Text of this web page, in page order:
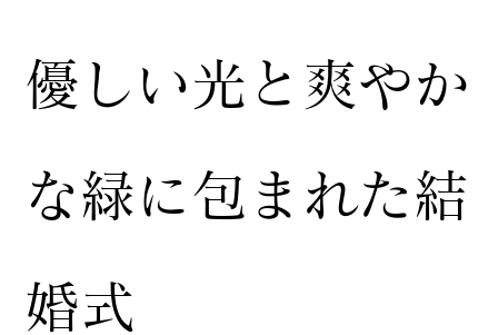
​優しい光と爽やか
な緑に包まれた結
婚式